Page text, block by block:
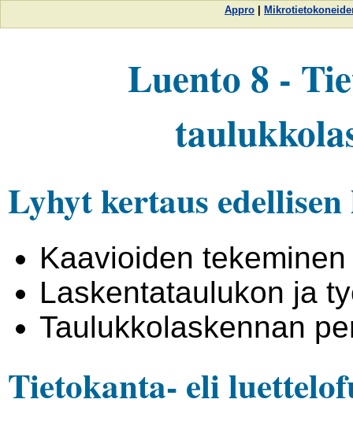
Appro
Luento 8 -
Lyhyt kertaus
Kaavioiden
Laskentataulukon ja
Taulukkolaskennan
Tietokanta- eli